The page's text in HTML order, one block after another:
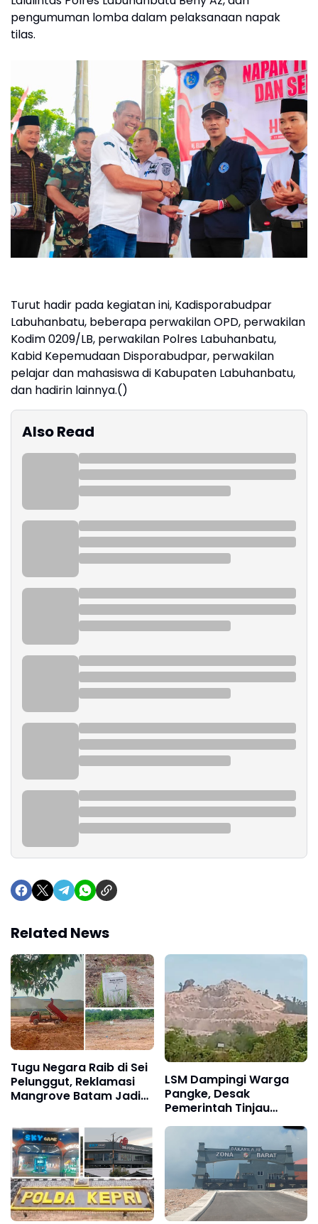
pengumuman lomba dalam pelaksanaan napak
tilas.
Turut hadir pada kegiatan ini, Kadisporabudpar
Labuhanbatu, beberapa perwakilan OPD, perwakilan
Kodim 0209/LB, perwakilan Polres Labuhanbatu,
Kabid Kepemudaan Disporabudpar, perwakilan
pelajar dan mahasiswa di Kabupaten Labuhanbatu,
dan hadirin lainnya.()
Also Read
Related News
Tugu Negara Raib di Sei
Pelunggut, Reklamasi
Mangrove Batam Jadi
LSM Dampingi Warga
Pangke, Desak
Pemerintah Tinjau
Operasional PT Pacific
Granitama dan PT Bukit
Alam Persada